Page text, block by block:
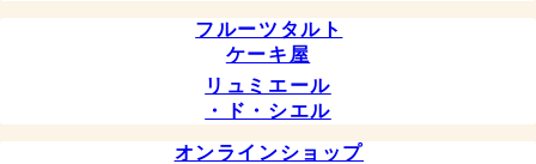
フルーツタルト
ケーキ屋
リュミエール
・ド・シエル
オンラインショップ